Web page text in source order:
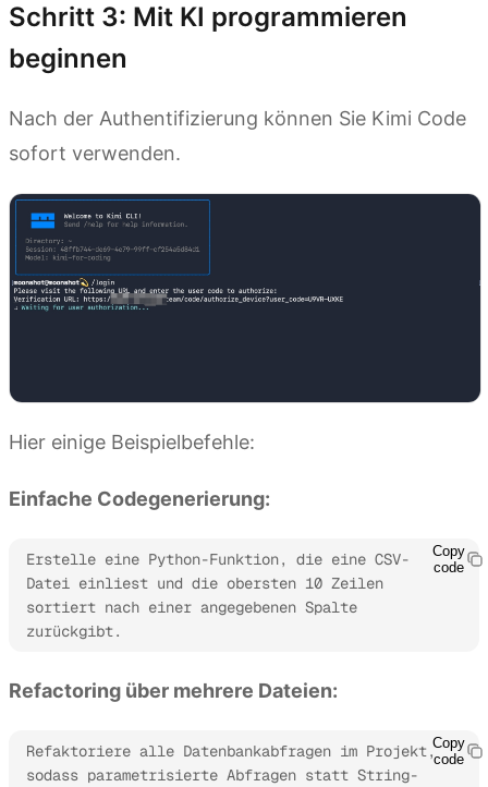
Schritt 3: Mit KI programmieren
beginnen
Nach der Authentifizierung können Sie Kimi Code
sofort verwenden.
Hier einige Beispielbefehle:
Einfache Codegenerierung:
Erstelle eine Python-Funktion, die eine CSV-
Datei einliest und die obersten 10 Zeilen
sortiert nach einer angegebenen Spalte
zurückgibt.
Copy
code
Refactoring über mehrere Dateien:
Refaktoriere alle Datenbankabfragen im Projekt,
sodass parametrisierte Abfragen statt String-
Copy
code